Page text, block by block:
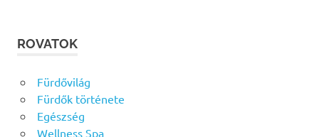
ROVATOK
Fürdővilág
Fürdők története
Egészség
Wellness Spa